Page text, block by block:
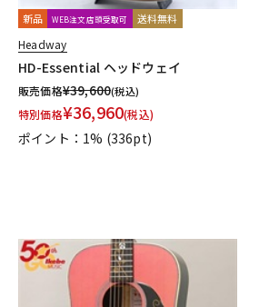
新品 WEB注文店頭受取可 送料無料
Headway
HD-Essential ヘッドウェイ
販売価格¥39,600(税込)
特別価格¥36,960(税込)
ポイント：1% (336pt)